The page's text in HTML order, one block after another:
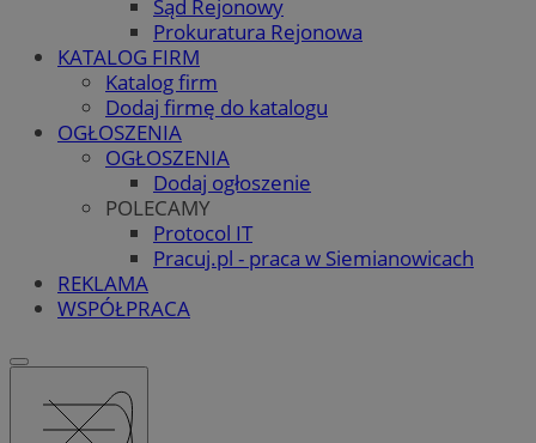
Sąd Rejonowy
Prokuratura Rejonowa
KATALOG FIRM
Katalog firm
Dodaj firmę do katalogu
OGŁOSZENIA
OGŁOSZENIA
Dodaj ogłoszenie
POLECAMY
Protocol IT
Pracuj.pl - praca w Siemianowicach
REKLAMA
WSPÓŁPRACA